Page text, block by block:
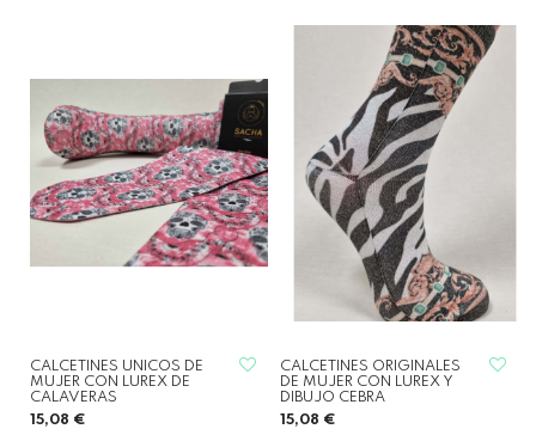
CALCETINES UNICOS DE
MUJER CON LUREX DE
CALAVERAS
15,08 €
CALCETINES ORIGINALES
DE MUJER CON LUREX Y
DIBUJO CEBRA
15,08 €